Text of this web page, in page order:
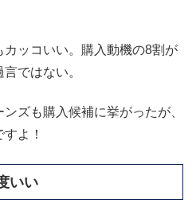
ッコいい。購入動機の8割が
ではない。
ズも購入候補に挙がったが、
よ！
いい